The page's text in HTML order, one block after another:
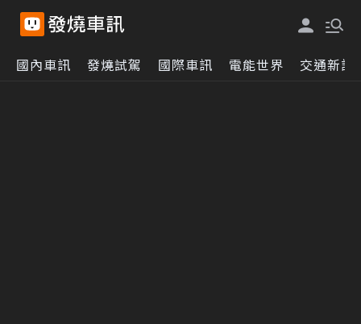
國內車訊 發燒試駕 國際車訊 電能世界 交通新訊